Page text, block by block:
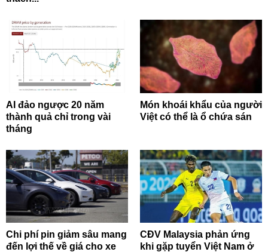
AI đảo ngược 20 năm
thành quả chỉ trong vài
tháng
Món khoái khẩu của người
Việt có thể là ổ chứa sán
Chi phí pin giảm sâu mang
đến lợi thế về giá cho xe
CĐV Malaysia phản ứng
khi gặp tuyển Việt Nam ở